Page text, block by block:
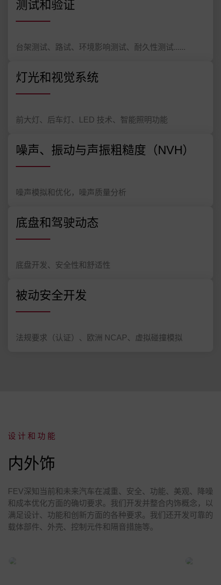
测试和验证
台架测试、路试、环境影响测试、耐久性测试......
灯光和视觉系统
前大灯、后车灯、LED 技术、智能照明功能
噪声、振动与声振粗糙度（NVH）
噪声模拟和优化，噪声质量分析
底盘和驾驶动态
底盘开发、安全性和舒适性
被动安全开发
法规要求（认证）、欧洲 NCAP、虚拟碰撞模拟
设计和功能
:
内外饰
FEV深知当前和未来汽车在减重、安全、功能、美观、降噪
和成本优化方面的确切要求。我们开发并整合内饰概念，以
满足设计、功能和创新方面的各种要求。我们还开发可靠的
载体部件、外壳、控制元件和隔音措施等。